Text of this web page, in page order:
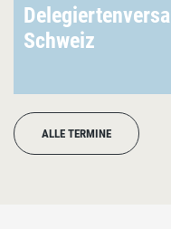
Schweiz
ALLE TERMINE